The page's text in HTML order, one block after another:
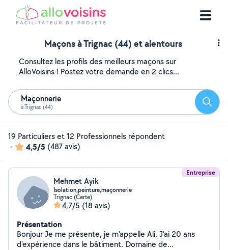
Maçons à Trignac (44) et alentours
Consultez les profils des meilleurs maçons sur
AlloVoisins ! Postez votre demande en 2 clics...
Maçonnerie
à Trignac (44)
19 Particuliers et 12 Professionnels répondent
-
4,5/5 (487 avis)
Entreprise
Mehmet Ayik
Isolation,peinture,maçonnerie
Trignac (Certe)
4,7/5 (18 avis)
Présentation
Bonjour Je me présente, je m'appelle Ali. J'ai 20 ans
d'expérience dans le bâtiment. Domaine de